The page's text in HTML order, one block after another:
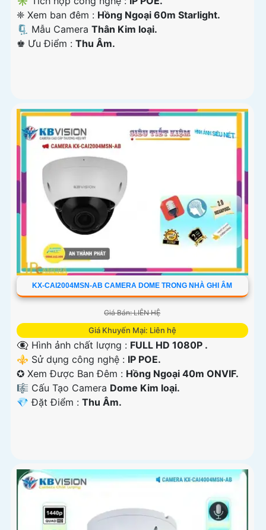
❈ Xem ban đêm : Hồng Ngoại 60m Starlight.
🗜️ Mẫu Camera Thân Kim loại.
️♚ Ưu Điểm : Thu Âm.
KX-CAI2004MSN-AB CAMERA DOME TRONG NHÀ GHI ÂM
Giá Bán: LIÊN HỆ
Giá Khuyến Mại: Liên hệ
👁️‍🗨 Hình ảnh chất lượng : FULL HD 1080P .
⚜️ Sử dụng công nghệ : IP POE.
✪ Xem Được Ban Đêm : Hồng Ngoại 40m ONVIF.
🎼️ Cấu Tạo Camera Dome Kim loại.
️💎 Đặt Điểm : Thu Âm.